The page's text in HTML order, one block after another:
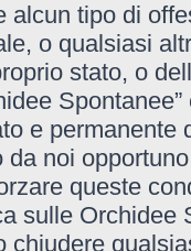
alcun tipo di
o qualsiasi
stato, o
e
da noi
queste
sulle Orchidee
chiudere